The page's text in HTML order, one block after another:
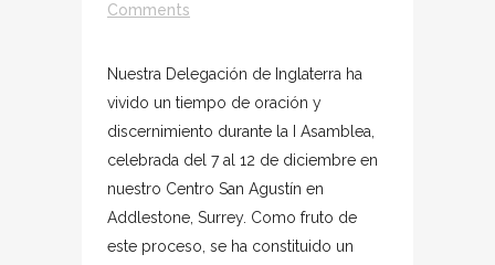
Comments
Nuestra Delegación de Inglaterra ha
vivido un tiempo de oración y
discernimiento durante la I Asamblea,
celebrada del 7 al 12 de diciembre en
nuestro Centro San Agustín en
Addlestone, Surrey. Como fruto de
este proceso, se ha constituido un